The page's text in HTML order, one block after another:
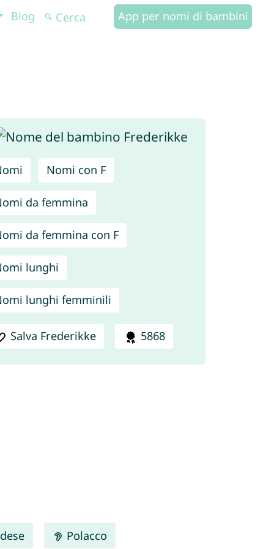
Blog App per nomi di bambini
Nomi con F
da femmina
da femmina con F
lunghi
lunghi femminili
Salva Frederikke 5868
Polacco